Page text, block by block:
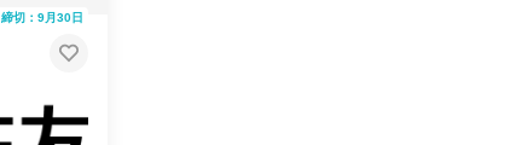
締切：9月30日